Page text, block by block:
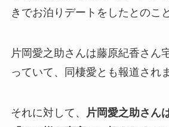
きでお泊りデートをしたとのこと
片岡愛之助さんは藤原紀香さん
っていて、同棲愛とも報道され
それに対して、
片岡愛之助さん